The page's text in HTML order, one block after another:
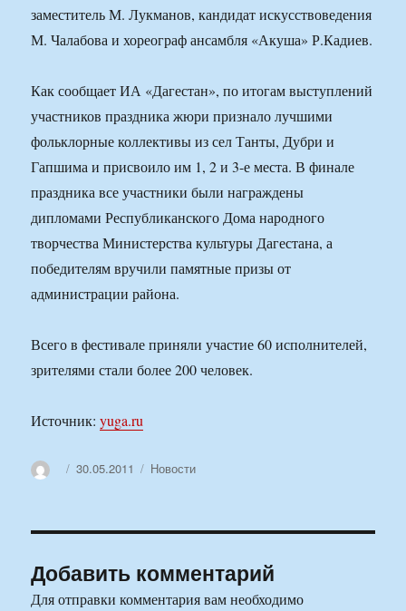
заместитель М. Лукманов, кандидат искусствоведения
М. Чалабова и хореограф ансамбля «Акуша» Р.Кадиев.
Как сообщает ИА «Дагестан», по итогам выступлений
участников праздника жюри признало лучшими
фольклорные коллективы из сел Танты, Дубри и
Гапшима и присвоило им 1, 2 и 3-е места. В финале
праздника все участники были награждены
дипломами Республиканского Дома народного
творчества Министерства культуры Дагестана, а
победителям вручили памятные призы от
администрации района.
Всего в фестивале приняли участие 60 исполнителей,
зрителями стали более 200 человек.
Источник:yuga.ru
АвторОпубликовано
30.05.2011 Рубрики
Новости
Добавить комментарий
Для отправки комментария вам необходимо